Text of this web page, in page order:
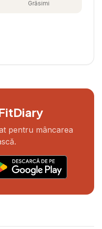
Grăsimi
pentru mâncarea